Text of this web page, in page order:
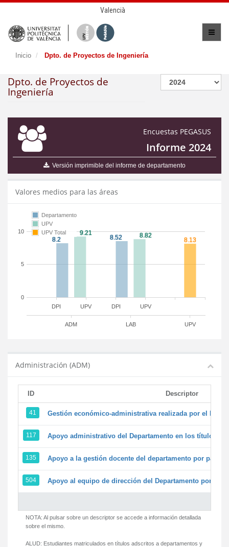
Valencià
Inicio Dpto. de Proyectos de Ingeniería
Dpto. de Proyectos de
Ingeniería
Encuestas PEGASUS
Informe 2024
Versión imprimible del informe de departamento
Valores medios para las áreas
DPI DPI
UPV UPV
ADM LAB UPV
0
5
10
Departamento
UPV
UPV Total
Administración (ADM)
ID Descriptor
41 Gestión económico-administrativa realizada por el
117 Apoyo administrativo del Departamento en los títulos de
135 Apoyo a la gestión docente del departamento por parte
504 Apoyo al equipo de dirección del Departamento por
NOTA: Al pulsar sobre un descriptor se accede a información detallada
sobre el mismo.
ALUD: Estudiantes matriculados en títulos adscritos a departamentos y